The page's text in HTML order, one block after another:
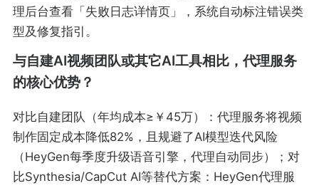
理后台查看「失败日志详情页」，系统自动标注错误类
型及修复指引。
与自建AI视频团队或其它AI工具相比，代理服务
的核心优势？
对比自建团队（年均成本≥￥45万）：代理服务将视频
制作固定成本降低82%，且规避了AI模型迭代风险
（HeyGen每季度升级语音引擎，代理自动同步）；对
比Synthesia/CapCut AI等替代方案：HeyGen代理服